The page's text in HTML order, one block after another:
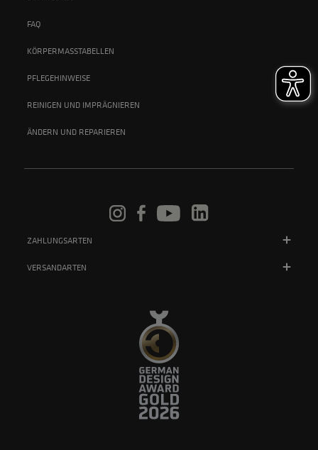
FAQ
KÖRPERMASSTABELLEN
PFLEGEHINWEISE
REINIGEN UND IMPRÄGNIEREN
ÄNDERN UND REPARIEREN
ZAHLUNGSARTEN
VERSANDARTEN